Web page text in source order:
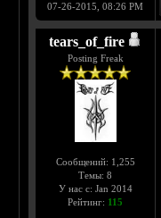
07-26-2015, 08:26 PM
tears_of_fire
Posting Freak
Сообщений: 1,255
Темы: 8
У нас с: Jan 2014
Рейтинг: 115